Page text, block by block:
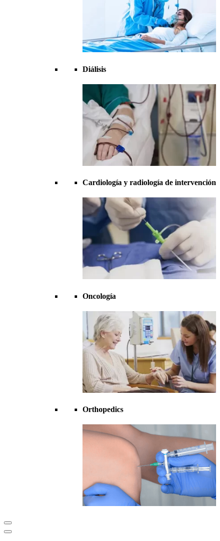
Diálisis
Cardiología y radiología de intervención
Oncología
Orthopedics